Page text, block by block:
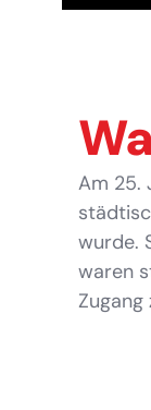
Am 25.
wurde.
waren